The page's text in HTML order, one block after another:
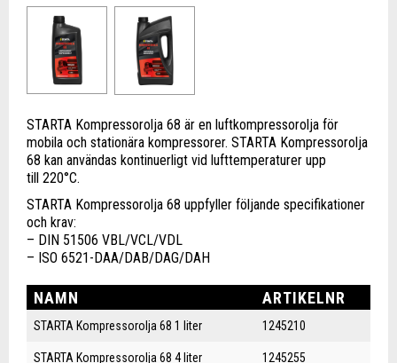
STARTA Kompressorolja 68 är en luftkompressorolja för
mobila och stationära kompressorer. STARTA Kompressorolja
68 kan användas kontinuerligt vid lufttemperaturer upp
till 220°C.
STARTA Kompressorolja 68 uppfyller följande specifikationer
och krav:
– DIN 51506 VBL/VCL/VDL
– ISO 6521-DAA/DAB/DAG/DAH
NAMN ARTIKELNR
STARTA Kompressorolja 68 1 liter 1245210
STARTA Kompressorolja 68 4 liter 1245255